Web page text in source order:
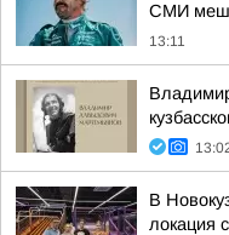
СМИ
13:11
В
локация